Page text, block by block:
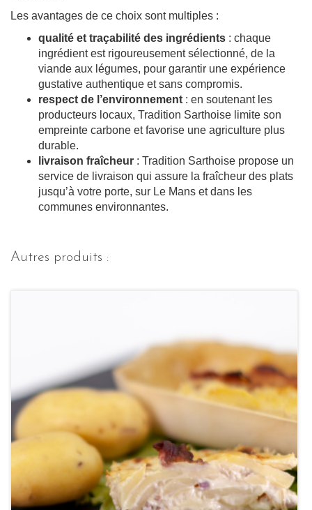
Les avantages de ce choix sont multiples :
qualité et traçabilité des ingrédients : chaque
ingrédient est rigoureusement sélectionné, de la
viande aux légumes, pour garantir une expérience
gustative authentique et sans compromis.
respect de l’environnement : en soutenant les
producteurs locaux, Tradition Sarthoise limite son
empreinte carbone et favorise une agriculture plus
durable.
livraison fraîcheur : Tradition Sarthoise propose un
service de livraison qui assure la fraîcheur des plats
jusqu’à votre porte, sur Le Mans et dans les
communes environnantes.
Autres produits :